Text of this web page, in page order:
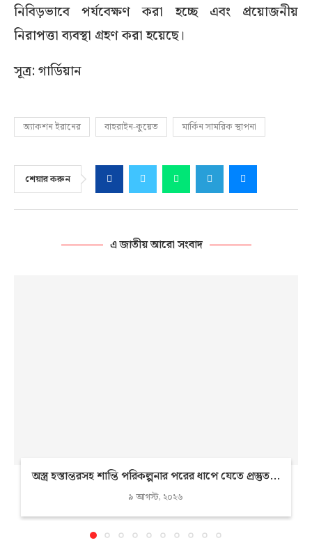
নিবিড়ভাবে পর্যবেক্ষণ করা হচ্ছে এবং প্রয়োজনীয়
নিরাপত্তা ব্যবস্থা গ্রহণ করা হয়েছে।
সূত্র: গার্ডিয়ান
অ্যাকশন ইরানের বাহরাইন-কুয়েত মার্কিন সামরিক স্থাপনা
শেয়ার করুন
এ জাতীয় আরো সংবাদ
অস্ত্র হস্তান্তরসহ শান্তি পরিকল্পনার পরের ধাপে যেতে প্রস্তুত...
৯ আগস্ট, ২০২৬